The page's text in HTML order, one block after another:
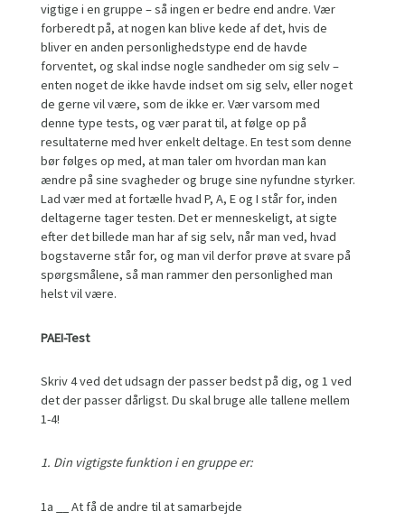
vigtige i en gruppe – så ingen er bedre end andre. Vær
forberedt på, at nogen kan blive kede af det, hvis de
bliver en anden personlighedstype end de havde
forventet, og skal indse nogle sandheder om sig selv –
enten noget de ikke havde indset om sig selv, eller noget
de gerne vil være, som de ikke er. Vær varsom med
denne type tests, og vær parat til, at følge op på
resultaterne med hver enkelt deltage. En test som denne
bør følges op med, at man taler om hvordan man kan
ændre på sine svagheder og bruge sine nyfundne styrker.
Lad vær med at fortælle hvad P, A, E og I står for, inden
deltagerne tager testen. Det er menneskeligt, at sigte
efter det billede man har af sig selv, når man ved, hvad
bogstaverne står for, og man vil derfor prøve at svare på
spørgsmålene, så man rammer den personlighed man
helst vil være.
PAEI-Test
Skriv 4 ved det udsagn der passer bedst på dig, og 1 ved
det der passer dårligst. Du skal bruge alle tallene mellem
1-4!
1. Din vigtigste funktion i en gruppe er:
1a __ At få de andre til at samarbejde